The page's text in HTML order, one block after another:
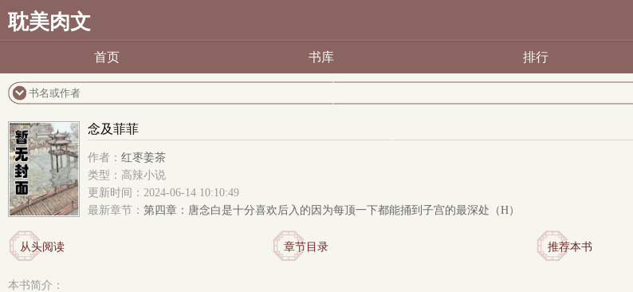
耽美肉文
首页 书库 排行
念及菲菲
作者： 红枣姜茶
类型：高辣小说
更新时间：2024-06-14 10:10:49
最新章节： 第四章：唐念白是十分喜欢后入的因为每顶一下都能捅到子宫的最深处（H）
从头阅读 章节目录 推荐本书
本书简介：